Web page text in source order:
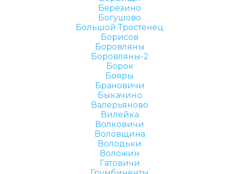
Березино
Богушово
Большой Тростенец
Борисов
Боровляны
Боровляны-2
Борок
Бояры
Брановичи
Быкачино
Валерьяново
Вилейка
Волковичи
Воловщина
Володьки
Воложин
Гатовичи